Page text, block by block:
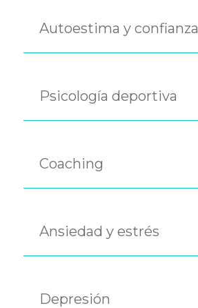
Autoestima y confianza
Psicología deportiva
Coaching
Ansiedad y estrés
Depresión